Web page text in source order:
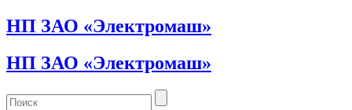
НП ЗАО «Электромаш»
НП ЗАО «Электромаш»